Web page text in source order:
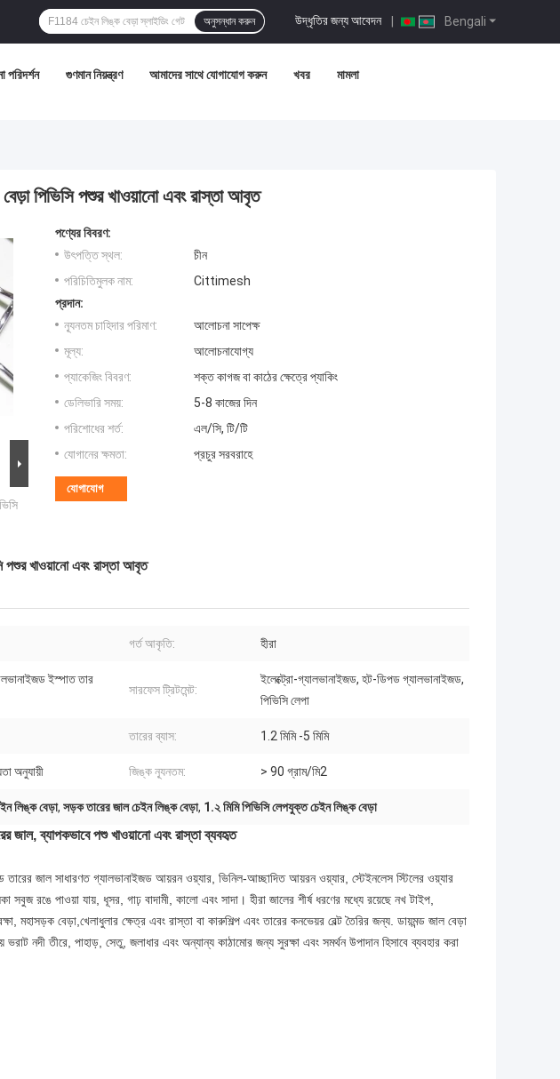
Bengali
উদ্ধৃতির জন্য আবেদন |
অনুসন্ধান করুন
পরিদর্শন গুণমান নিয়ন্ত্রণ আমাদের সাথে যোগাযোগ করুন খবর মামলা
পিভিসি পশুর খাওয়ানো এবং রাস্তা আবৃত
পণ্যের বিবরণ:
উৎপত্তি স্থল:
চীন
পরিচিতিমুলক নাম:
Cittimesh
প্রদান:
ন্যূনতম চাহিদার পরিমাণ:
আলোচনা সাপেক্ষ
মূল্য:
আলোচনাযোগ্য
প্যাকেজিং বিবরণ:
শক্ত কাগজ বা কাঠের ক্ষেত্রে প্যাকিং
ডেলিভারি সময়:
5-8 কাজের দিন
পরিশোধের শর্ত:
এল/সি, টি/টি
যোগানের ক্ষমতা:
প্রচুর সরবরাহে
যোগাযোগ
পশুর খাওয়ানো এবং রাস্তা আবৃত
গর্ত আকৃতি: হীরা
ইস্পাত তার
সারফেস ট্রিটমেন্ট:
ইলেক্ট্রো-গ্যালভানাইজড, হট-ডিপড গ্যালভানাইজড,
পিভিসি লেপা
তারের ব্যাস: 1.2 মিমি -5 মিমি
অনুযায়ী জিঙ্ক ন্যূনতম: > 90 গ্রাম/মি2
লিঙ্ক বেড়া, সড়ক তারের জাল চেইন লিঙ্ক বেড়া, 1.২ মিমি পিভিসি লেপযুক্ত চেইন লিঙ্ক বেড়া
জাল, ব্যাপকভাবে পশু খাওয়ানো এবং রাস্তা ব্যবহৃত
তারের জাল সাধারণত গ্যালভানাইজড আয়রন ওয়্যার, ভিনিল-আচ্ছাদিত আয়রন ওয়্যার, স্টেইনলেস স্টিলের ওয়্যার
রঙে পাওয়া যায়, ধূসর, গাঢ় বাদামী, কালো এবং সাদা। হীরা জালের শীর্ষ ধরণের মধ্যে রয়েছে নখ টাইপ,
মহাসড়ক বেড়া,খেলাধুলার ক্ষেত্র এবং রাস্তা বা কারুশিল্প এবং তারের কনভেয়র বেল্ট তৈরির জন্য. ডায়মন্ড জাল বেড়া
নদী তীরে, পাহাড়, সেতু, জলাধার এবং অন্যান্য কাঠামোর জন্য সুরক্ষা এবং সমর্থন উপাদান হিসাবে ব্যবহার করা